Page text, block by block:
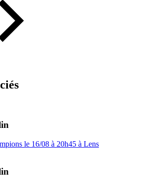
le 16/08 à 20h45 à Lens